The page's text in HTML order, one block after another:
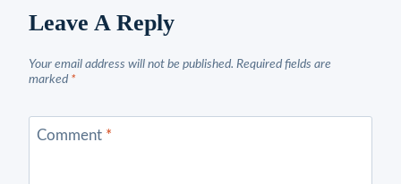
Leave A Reply
Your email address will not be published. Required fields are
marked *
Comment *